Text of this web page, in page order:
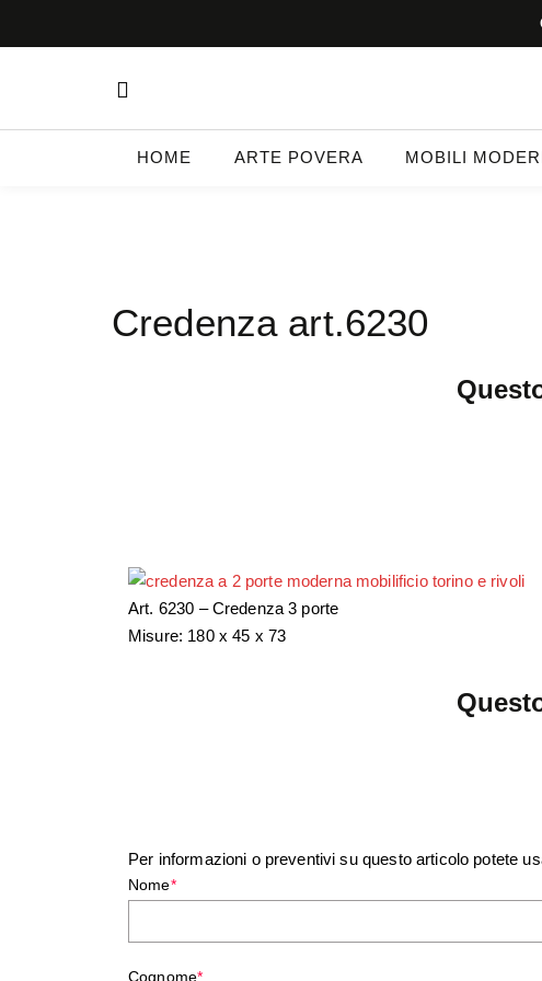
HOME ARTE POVERA MOBILI
Credenza art.6230
Art. 6230 – Credenza 3 porte
Misure: 180 x 45 x 73
Per informazioni o preventivi su questo articolo potete
Nome*
Cognome*